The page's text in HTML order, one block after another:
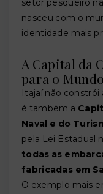
setor pesqueiro
nasceu com o
identidade mais
A Capital da
para o Mundo
Itajaí não constrói
é também a
Naval e do
pela Lei Estadual
todas as
fabricadas em
O exemplo mais